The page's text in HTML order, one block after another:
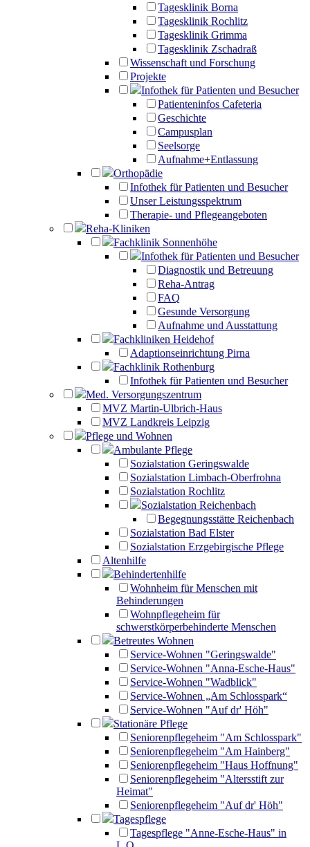
Tagesklinik Borna
Tagesklinik Rochlitz
Tagesklinik Grimma
Tagesklinik Zschadraß
Wissenschaft und Forschung
Projekte
Infothek für Patienten und Besucher
Patienteninfos Cafeteria
Geschichte
Campusplan
Seelsorge
Aufnahme+Entlassung
Orthopädie
Infothek für Patienten und Besucher
Unser Leistungsspektrum
Therapie- und Pflegeangeboten
Reha-Kliniken
Fachklinik Sonnenhöhe
Infothek für Patienten und Besucher
Diagnostik und Betreuung
Reha-Antrag
FAQ
Gesunde Versorgung
Aufnahme und Ausstattung
Fachkliniken Heidehof
Adaptionseinrichtung Pirna
Fachklinik Rothenburg
Infothek für Patienten und Besucher
Med. Versorgungszentrum
MVZ Martin-Ulbrich-Haus
MVZ Landkreis Leipzig
Pflege und Wohnen
Ambulante Pflege
Sozialstation Geringswalde
Sozialstation Limbach-Oberfrohna
Sozialstation Rochlitz
Sozialstation Reichenbach
Begegnungsstätte Reichenbach
Sozialstation Bad Elster
Sozialstation Erzgebirgische Pflege
Altenhilfe
Behindertenhilfe
Wohnheim für Menschen mit
Behinderungen
Wohnpflegeheim für
schwerstkörperbehinderte Menschen
Betreutes Wohnen
Service-Wohnen "Geringswalde"
Service-Wohnen "Anna-Esche-Haus"
Service-Wohnen "Wadblick"
Service-Wohnen „Am Schlosspark“
Service-Wohnen "Auf dr' Höh"
Stationäre Pflege
Seniorenpflegeheim "Am Schlosspark"
Seniorenpflegeheim "Am Hainberg"
Seniorenpflegeheim "Haus Hoffnung"
Seniorenpflegeheim "Altersstift zur
Heimat"
Seniorenpflegeheim "Auf dr' Höh"
Tagespflege
Tagespflege "Anne-Esche-Haus" in